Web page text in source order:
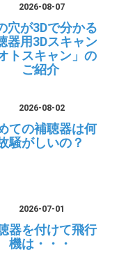
2026-08-07
穴が3Dで分かる
器用3Dスキャン
トスキャン」の
ご紹介
2026-08-02
ての補聴器は何
騒がしいの？
2026-07-01
器を付けて飛行
機は・・・